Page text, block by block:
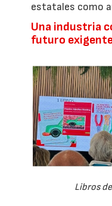
estatales como
Una industria
futuro
Libros